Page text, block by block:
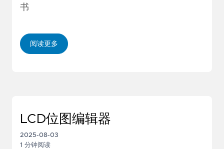
书
阅读更多
LCD位图编辑器
2025-08-03
1 分钟阅读